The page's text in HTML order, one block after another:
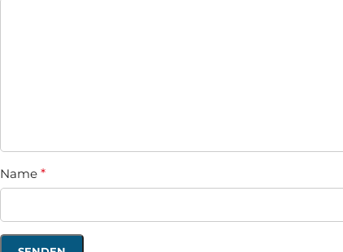
Name *